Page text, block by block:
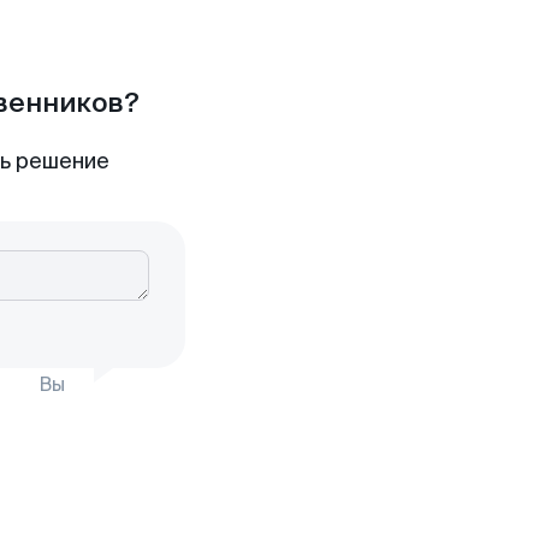
решение
Вы